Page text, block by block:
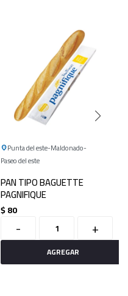
Punta del este Maldonado
Paseo del este
PAN TIPO BAGUETTE
PAGNIFIQUE
$80
- +